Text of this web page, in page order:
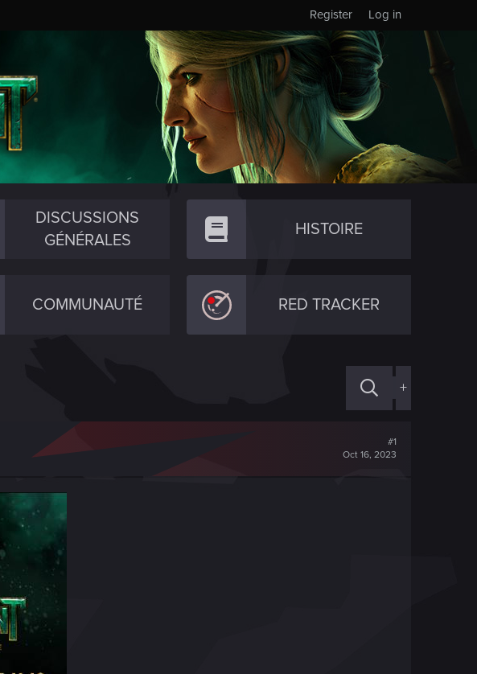
Log in
Register
DISCUSSIONS
GÉNÉRALES
HISTOIRE
COMMUNAUTÉ RED TRACKER
+
#1
Oct 16, 2023